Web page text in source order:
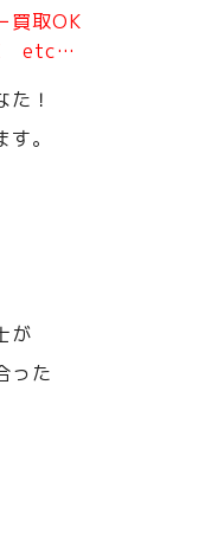
買取OK
etc…
！
。
が
った